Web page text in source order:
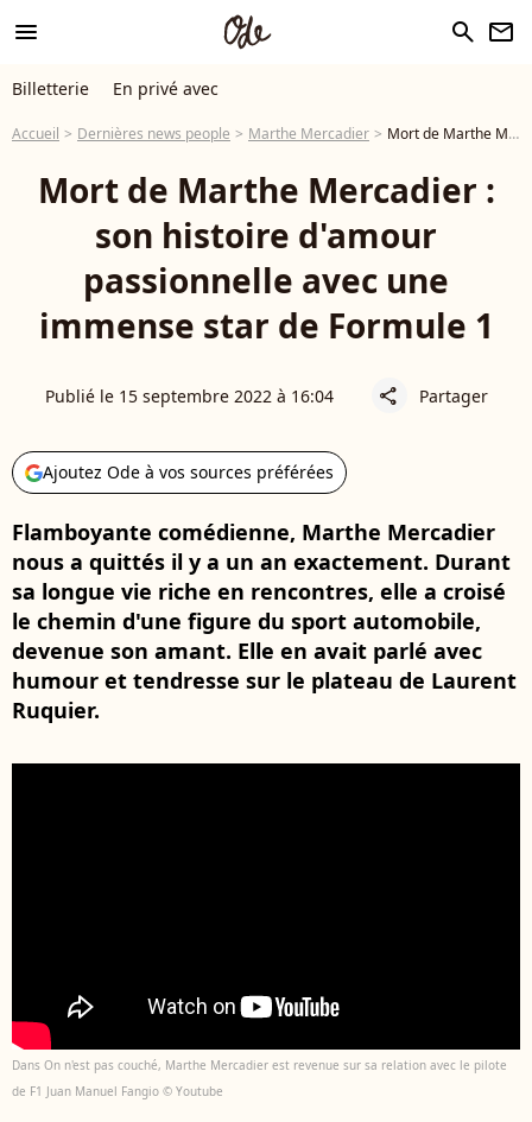
menu search newsletter
Billetterie En privé avec
Accueil Dernières news people Marthe Mercadier Mort de Marthe Mercadier : son histoire d'amour passionnelle avec une immense star de Formule 1
Mort de Marthe Mercadier :
son histoire d'amour
passionnelle avec une
immense star de Formule 1
Publié le 15 septembre 2022 à 16:04 share Partager
Ajoutez Ode à vos sources préférées
Flamboyante comédienne, Marthe Mercadier
nous a quittés il y a un an exactement. Durant
sa longue vie riche en rencontres, elle a croisé
le chemin d'une figure du sport automobile,
devenue son amant. Elle en avait parlé avec
humour et tendresse sur le plateau de Laurent
Ruquier.
Dans On n'est pas couché, Marthe Mercadier est revenue sur sa relation avec le pilote
de F1 Juan Manuel Fangio © Youtube